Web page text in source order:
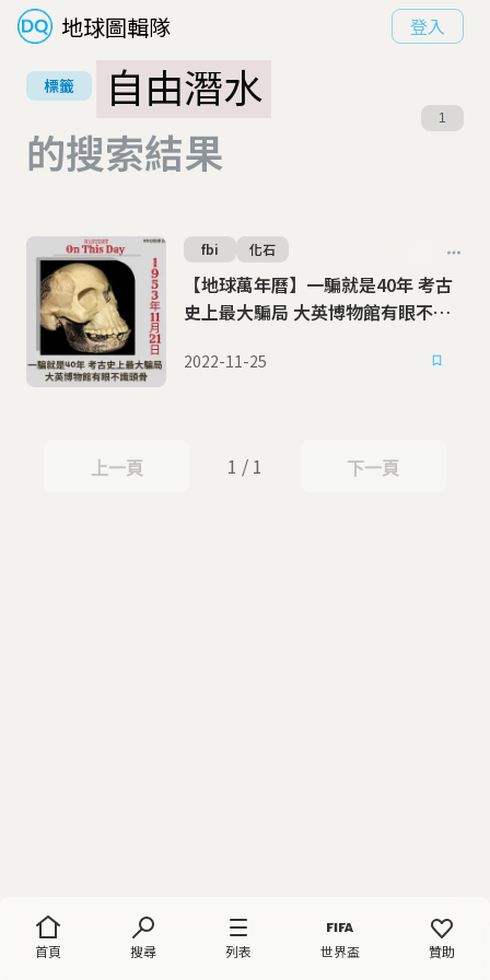
地球圖輯隊 登入
首頁 搜尋 列表 世界盃 贊助
標籤
自由潛水
的搜索結果
1
【地球萬年曆】一騙就是40年 考古
史上最大騙局 大英博物館有眼不識
fbi 化石
2022-11-25
上一頁
上一頁 1 / 1 下一頁
下一頁